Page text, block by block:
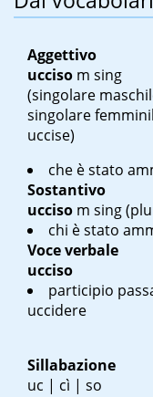
Aggettivo
ucciso m sing
(singolare
singolare
uccise)
che è stato
Sostantivo
ucciso m sing
chi è stato
Voce verbale
ucciso
participio
uccidere
Sillabazione
uc | cì | so